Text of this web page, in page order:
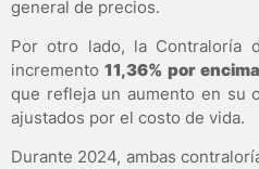
general de precios.
Por otro lado, la Contraloría
incremento11,36% por
que refleja un aumento en su
ajustados por el costo de vida.
Durante 2024, ambas